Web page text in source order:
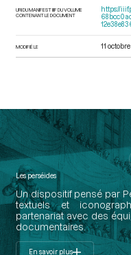
URI DU MANIFEST IIIF DU VOLUME
CONTENANT LE DOCUMENT
https://
MODIFIÉ LE 11
Les perséides
Un dispositif pensé par
textuels et
partenariat avec des
documentaires.
En savoir plus